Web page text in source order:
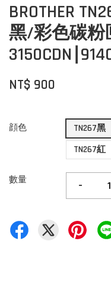
BROTHER
黑/彩色碳粉
NT$ 900
顔色 TN267黑
TN267紅
數量 -